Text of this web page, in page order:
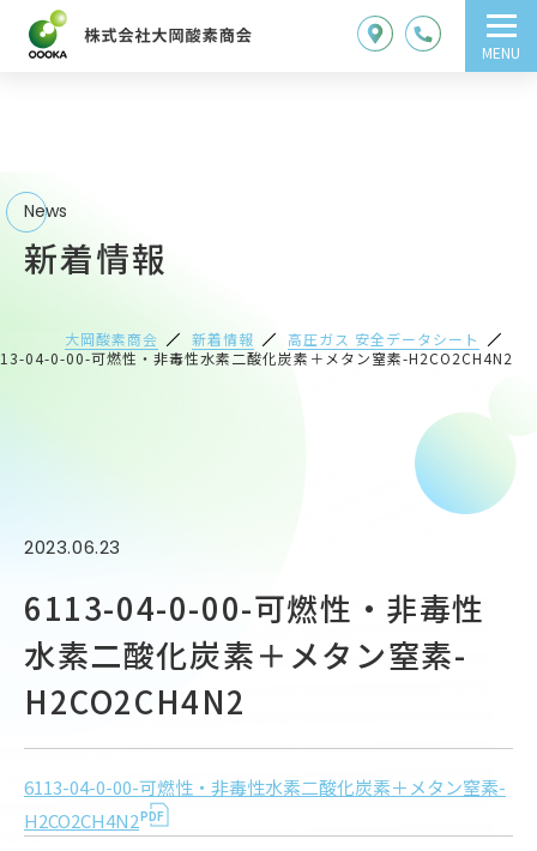
MENU
News
新着情報
大岡酸素商会 新着情報
高圧ガス 安全データシート
04-0-00-可燃性・非毒性水素二酸化炭素＋メタン窒素-H2CO2CH4N2
2023.06.23
6113-04-0-00-可燃性・非毒性
水素二酸化炭素＋メタン窒素-
H2CO2CH4N2
6113-04-0-00-可燃性・非毒性水素二酸化炭素＋メタン窒素-
H2CO2CH4N2